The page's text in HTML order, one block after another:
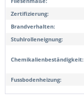
Zertifizierung:
Brandverhalten:
Stuhlrolleneignung:
Chemikalienbeständigkeit:
Fussbodenheizung: